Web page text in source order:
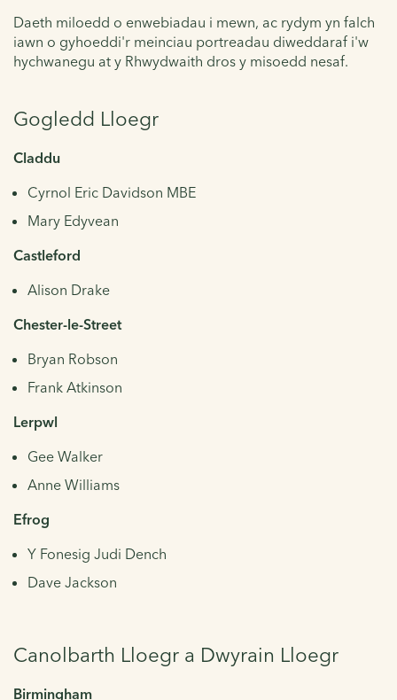
Daeth miloedd o enwebiadau i mewn, ac rydym yn falch
iawn o gyhoeddi'r meinciau portreadau diweddaraf i'w
hychwanegu at y Rhwydwaith dros y misoedd nesaf.
Gogledd Lloegr
Claddu
Cyrnol Eric Davidson MBE
Mary Edyvean
Castleford
Alison Drake
Chester-le-Street
Bryan Robson
Frank Atkinson
Lerpwl
Gee Walker
Anne Williams
Efrog
Y Fonesig Judi Dench
Dave Jackson
Canolbarth Lloegr a Dwyrain Lloegr
Birmingham